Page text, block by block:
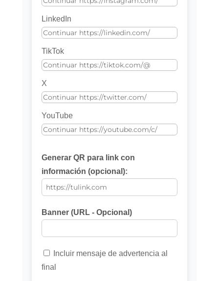
LinkedIn
TikTok
X
YouTube
Generar QR para link con
información (opcional):
Banner (URL - Opcional)
Incluir mensaje de advertencia al
final